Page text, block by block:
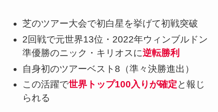
芝のツアー大会で初白星を挙げて初戦突破
2回戦で元世界13位・2022年ウィンブルドン
準優勝のニック・キリオスに逆転勝利
自身初のツアーベスト8（準々決勝進出）
この活躍で世界トップ100入りが確定と報じ
られる